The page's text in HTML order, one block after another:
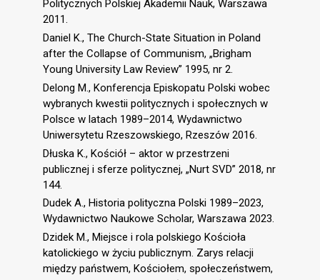
Politycznych Polskiej Akademii Nauk, Warszawa
2011.
Daniel K., The Church-State Situation in Poland
after the Collapse of Communism, „Brigham
Young University Law Review” 1995, nr 2.
Delong M., Konferencja Episkopatu Polski wobec
wybranych kwestii politycznych i społecznych w
Polsce w latach 1989–2014, Wydawnictwo
Uniwersytetu Rzeszowskiego, Rzeszów 2016.
Dłuska K., Kościół – aktor w przestrzeni
publicznej i sferze politycznej, „Nurt SVD” 2018, nr
144.
Dudek A., Historia polityczna Polski 1989–2023,
Wydawnictwo Naukowe Scholar, Warszawa 2023.
Dzidek M., Miejsce i rola polskiego Kościoła
katolickiego w życiu publicznym. Zarys relacji
między państwem, Kościołem, społeczeństwem,